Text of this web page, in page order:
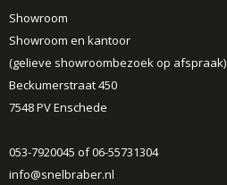
Showroom
Showroom en kantoor
(gelieve showroombezoek op afspraak)
Beckumerstraat 450
7548 PV Enschede
053-7920045 of 06-55731304
info@snelbraber.nl